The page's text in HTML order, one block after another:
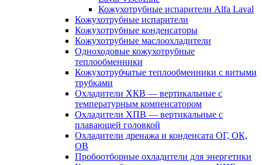
Кожухотрубные испарители Alfa Laval
Кожухотрубные испарители
Кожухотрубные конденсаторы
Кожухотрубные маслоохладители
Одноходовые кожухотрубные
теплообменники
Кожухотрубчатые теплообменники с витыми
трубками
Охладители ХКВ — вертикальные с
температурным компенсатором
Охладители ХПВ — вертикальные с
плавающей головкой
Охладители дренажа и конденсата ОГ, ОК,
ОВ
Пробоотборные охладители для энергетики